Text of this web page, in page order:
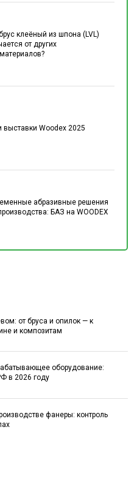
клеёный из шпона (LVL)
от других
выставки Woodex 2025
абразивные решения
БАЗ на WOODEX
от бруса и опилок — к
и композитам
оборудование:
в 2026 году
фанеры: контроль